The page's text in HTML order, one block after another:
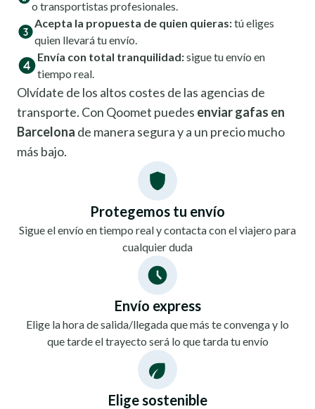
o transportistas profesionales.
Acepta la propuesta de quien quieras:tú eliges
quien llevará tu envío.
Envía con total tranquilidad:sigue tu envío en
tiempo real.
Olvídate de los altos costes de las agencias de
transporte. Con Qoomet puedes enviar gafas en
Barcelona de manera segura y a un precio mucho
más bajo.
Protegemos tu envío
Sigue el envío en tiempo real y contacta con el viajero para
cualquier duda
Envío express
Elige la hora de salida/llegada que más te convenga y lo
que tarde el trayecto será lo que tarda tu envío
Elige sostenible